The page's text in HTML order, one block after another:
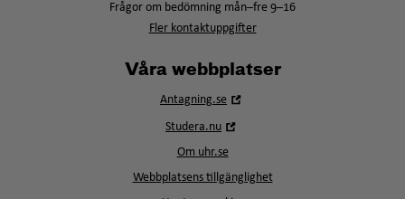
Frågor om bedömning mån–fre 9–16
Fler kontaktuppgifter
Våra webbplatser
Antagning.se
Studera.nu
fönster
Om uhr.se
Webbplatsens tillgänglighet